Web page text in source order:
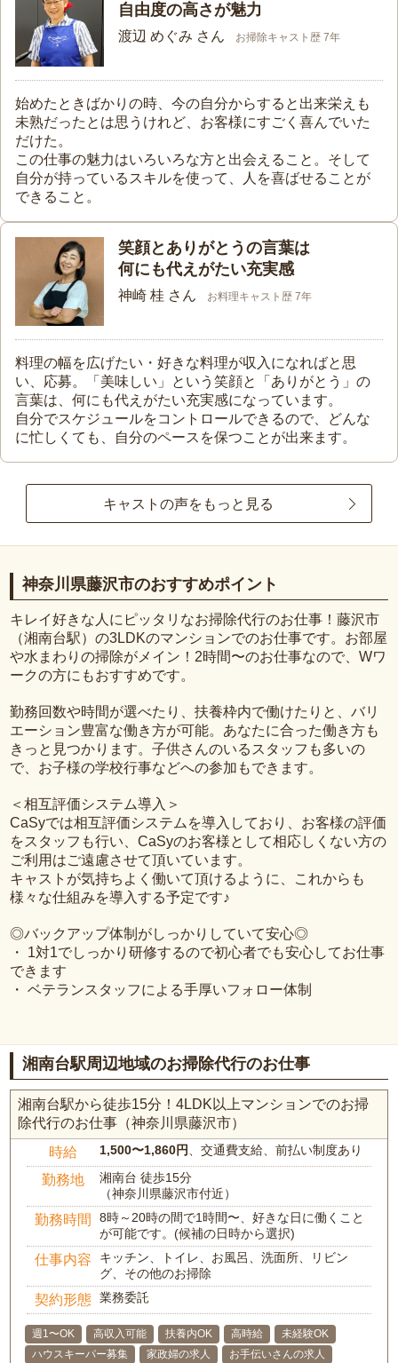
自由度の高さが魅力
渡辺 めぐみ さん お掃除キャスト歴 7年
始めたときばかりの時、今の自分からすると出来栄えも
未熟だったとは思うけれど、お客様にすごく喜んでいた
だけた。
この仕事の魅力はいろいろな方と出会えること。そして
自分が持っているスキルを使って、人を喜ばせることが
できること。
笑顔とありがとうの言葉は
何にも代えがたい充実感
神崎 桂 さん お料理キャスト歴 7年
料理の幅を広げたい・好きな料理が収入になればと思
い、応募。「美味しい」という笑顔と「ありがとう」の
言葉は、何にも代えがたい充実感になっています。
自分でスケジュールをコントロールできるので、どんな
に忙しくても、自分のペースを保つことが出来ます。
キャストの声をもっと見る
神奈川県藤沢市のおすすめポイント
キレイ好きな人にピッタリなお掃除代行のお仕事！藤沢市
（湘南台駅）の3LDKのマンションでのお仕事です。お部屋
や水まわりの掃除がメイン！2時間〜のお仕事なので、Wワ
ークの方にもおすすめです。
勤務回数や時間が選べたり、扶養枠内で働けたりと、バリ
エーション豊富な働き方が可能。あなたに合った働き方も
きっと見つかります。子供さんのいるスタッフも多いの
で、お子様の学校行事などへの参加もできます。
＜相互評価システム導入＞
CaSyでは相互評価システムを導入しており、お客様の評価
をスタッフも行い、CaSyのお客様として相応しくない方の
ご利用はご遠慮させて頂いています。
キャストが気持ちよく働いて頂けるように、これからも
様々な仕組みを導入する予定です♪
◎バックアップ体制がしっかりしていて安心◎
・ 1対1でしっかり研修するので初心者でも安心してお仕事
できます
・ ベテランスタッフによる手厚いフォロー体制
湘南台駅周辺地域のお掃除代行のお仕事
湘南台駅から徒歩15分！4LDK以上マンションでのお掃
除代行のお仕事（神奈川県藤沢市）
時給 1,500〜1,860円、交通費支給、前払い制度あり
勤務地
湘南台 徒歩15分
（神奈川県藤沢市付近）
勤務時間
8時～20時の間で1時間〜、好きな日に働くこと
が可能です。(候補の日時から選択)
仕事内容
キッチン、トイレ、お風呂、洗面所、リビン
グ、その他のお掃除
契約形態 業務委託
週1〜OK 高収入可能 扶養内OK 高時給
未経験OK
ハウスキーパー募集
家政婦の求人 お手伝いさんの求人